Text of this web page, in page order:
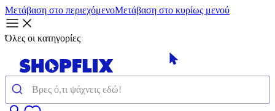
Μετάβαση στο περιεχόμενοΜετάβαση στο κυρίως μενού
Όλες οι κατηγορίες